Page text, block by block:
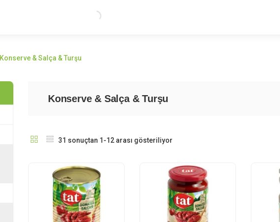
Konserve & Salça & Turşu
Konserve & Salça & Turşu
31 sonuçtan 1-12 arası gösteriliyor
sıralandı